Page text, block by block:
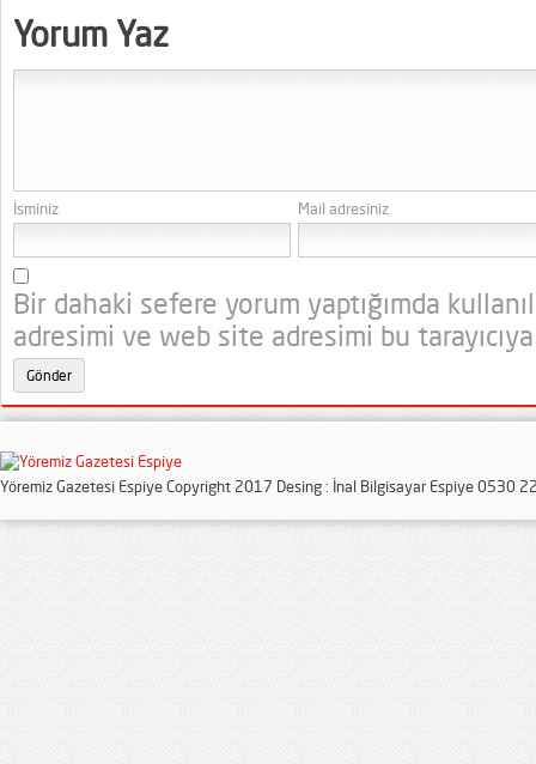
Yorum Yaz
İsminiz Mail adresiniz
Bir dahaki sefere yorum yaptığımda
adresimi ve web site adresimi bu
Yöremiz Gazetesi Espiye Copyright 2017 Desing : İnal Bilgisayar Espiye 0530